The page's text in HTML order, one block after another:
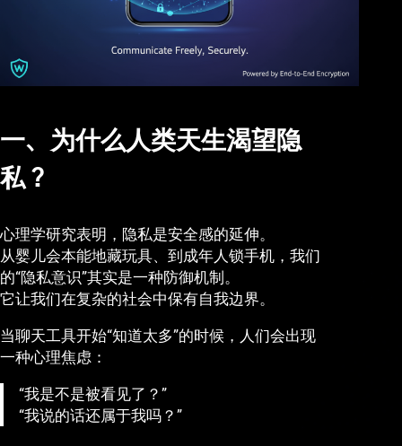
一、为什么人类天生渴望隐
私？
心理学研究表明，隐私是安全感的延伸。
从婴儿会本能地藏玩具、到成年人锁手机，我们
的“隐私意识”其实是一种防御机制。
它让我们在复杂的社会中保有自我边界。
当聊天工具开始“知道太多”的时候，人们会出现
一种心理焦虑：
“我是不是被看见了？”
“我说的话还属于我吗？”